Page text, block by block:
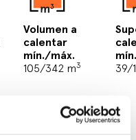
Volumen a
calentar
mín./máx.
105/342 m3
39/